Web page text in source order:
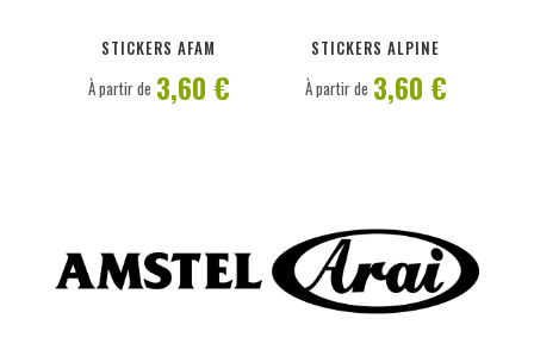
STICKERS AFAM
À partir de 3,60 €
STICKERS ALPINE
À partir de 3,60 €